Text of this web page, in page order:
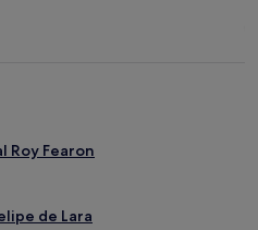
Roy Fearon
de Lara